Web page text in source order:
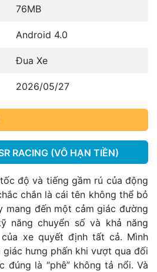
76MB
Android 4.0
Đua Xe
2026/05/27
RACING (VÔ HẠN TIỀN)
độ và tiếng gầm rú của động
chắn là cái tên không thể bỏ
mang đến một cảm giác đường
năng chuyển số và khả năng
xe quyết định tất cả. Mình
giác hưng phấn khi vượt qua đối
đúng là “phê” không tả nổi. Và